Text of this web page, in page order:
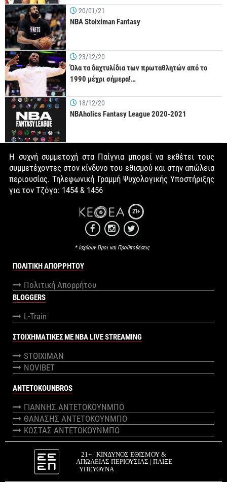
20/01/21
NBA Stoiximan Fantasy
23/12/20
Όλα τα δαχτυλίδια των πρωταθλητών από το
1990 μέχρι σήμερα!…
18/12/20
NBAholics Fantasy League 2020-2021
Η συχνή συμμετοχή στα Παίγνια μπορεί να εκθέτει τους
συμμετέχοντες στον κίνδυνο του εθισμού και στην απώλεια
περιουσίας. Τηλεφωνική Γραμμή Ψυχολογικής Υποστήριξης
για τον Τζόγο: 1454 & 1456
21+
* Ισχύουν Όροι και Προϋποθέσεις
ΠΟΛΙΤΙΚΉ ΑΠΟΡΡΉΤΟΥ
Πολιτική Απορρήτου
BLOGGERS
L-Train
ΣΤΟΙΧΗΜΑΤΙΚΕΣ ΜΕ NBA LIVE STREAMING
STOIXIMAN
NOVIBET
ANTETOKOUNBROS
ΓΙΑΝΝΗΣ ΑΝΤΕΤΟΚΟΥΝΜΠΟ
ΘΑΝΑΣΗΣ ΑΝΤΕΤΟΚΟΥΝΜΠΟ
ΚΩΣΤΑΣ ΑΝΤΕΤΟΚΟΥΝΜΠΟ